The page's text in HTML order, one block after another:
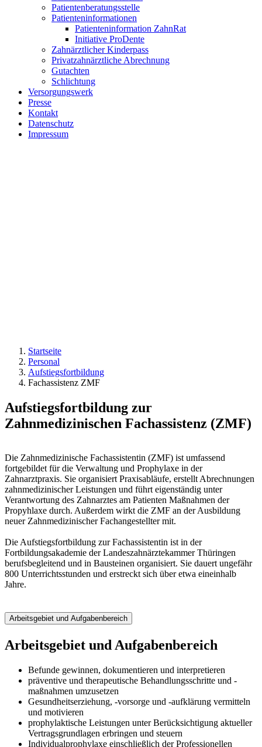
Patientenberatungsstelle
Patienteninformationen
Patienteninformation ZahnRat
Initiative ProDente
Zahnärztlicher Kinderpass
Privatzahnärztliche Abrechnung
Gutachten
Schlichtung
Versorgungswerk
Presse
Kontakt
Datenschutz
Impressum
Startseite
Personal
Aufstiegsfortbildung
Fachassistenz ZMF
Aufstiegsfortbildung zur
Zahnmedizinischen Fachassistenz (ZMF)
Die Zahnmedizinische Fachassistentin (ZMF) ist umfassend
fortgebildet für die Verwaltung und Prophylaxe in der
Zahnarztpraxis. Sie organisiert Praxisabläufe, erstellt Abrechnungen
zahnmedizinischer Leistungen und führt eigenständig unter
Verantwortung des Zahnarztes am Patienten Maßnahmen der
Propyhlaxe durch. Außerdem wirkt die ZMF an der Ausbildung
neuer Zahnmedizinischer Fachangestellter mit.
Die Aufstiegsfortbildung zur Fachassistentin ist in der
Fortbildungsakademie der Landeszahnärztekammer Thüringen
berufsbegleitend und in Bausteinen organisiert. Sie dauert ungefähr
800 Unterrichtsstunden und erstreckt sich über etwa eineinhalb
Jahre.
Arbeitsgebiet und Aufgabenbereich
Arbeitsgebiet und Aufgabenbereich
Befunde gewinnen, dokumentieren und interpretieren
präventive und therapeutische Behandlungsschritte und -
maßnahmen umzusetzen
Gesundheitserziehung, -vorsorge und -aufklärung vermitteln
und motivieren
prophylaktische Leistungen unter Berücksichtigung aktueller
Vertragsgrundlagen erbringen und steuern
Individualprophylaxe einschließlich der Professionellen